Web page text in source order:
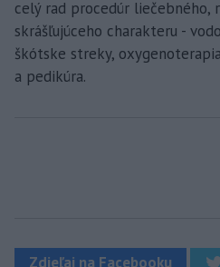
celý rad procedúr liečebného,
skrášľujúceho charakteru -
škótske streky,
a pedikúra.
Zdieľaj na Facebooku